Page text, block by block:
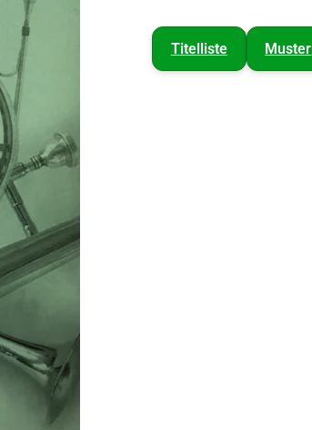
Titelliste Muster